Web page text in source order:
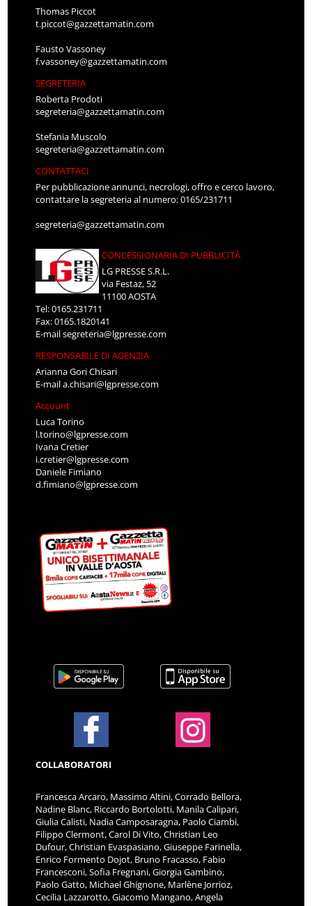
Thomas Piccot
t.piccot@gazzettamatin.com
Fausto Vassoney
f.vassoney@gazzettamatin.com
SEGRETERIA
Roberta Prodoti
segreteria@gazzettamatin.com
Stefania Muscolo
segreteria@gazzettamatin.com
CONTATTACI
Per pubblicazione annunci, necrologi, offro e cerco lavoro,
contattare la segreteria al numero: 0165/231711
segreteria@gazzettamatin.com
CONCESSIONARIA DI PUBBLICITÀ
LG PRESSE S.R.L.
via Festaz, 52
11100 AOSTA
Tel: 0165.231711
Fax: 0165.1820141
E-mailsegreteria@lgpresse.com
RESPONSABILE DI AGENZIA
Arianna Gori Chisari
E-maila.chisari@lgpresse.com
Account
Luca Torino
l.torino@lgpresse.com
Ivana Cretier
i.cretier@lgpresse.com
Daniele Fimiano
d.fimiano@lgpresse.com
COLLABORATORI
Francesca Arcaro, Massimo Altini, Corrado Bellora,
Nadine Blanc, Riccardo Bortolotti, Manila Calipari,
Giulia Calisti, Nadia Camposaragna, Paolo Ciambi,
Filippo Clermont, Carol Di Vito, Christian Leo
Dufour, Christian Evaspasiano, Giuseppe Farinella,
Enrico Formento Dojot, Bruno Fracasso, Fabio
Francesconi, Sofia Fregnani, Giorgia Gambino,
Paolo Gatto, Michael Ghignone, Marlène Jorrioz,
Cecilia Lazzarotto, Giacomo Mangano, Angela